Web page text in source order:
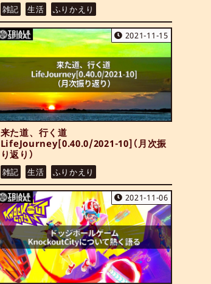
雑記 生活 ふりかえり
2021-11-15
来た道、行く道
LifeJourney[0.40.0/2021-10]（月次振
り返り）
雑記 生活 ふりかえり
2021-11-06